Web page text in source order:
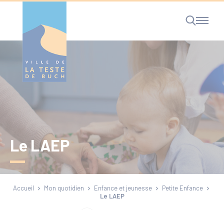
Le LAEP
Accueil Mon quotidien Enfance et jeunesse
Petite Enfance
Le LAEP
Cookies management panel